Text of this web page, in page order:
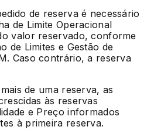
de reserva é necessário
de Limite Operacional
valor reservado, conforme
de Limites e Gestão de
Caso contrário, a reserva
de uma reserva, as
às reservas
e Preço informados
à primeira reserva.